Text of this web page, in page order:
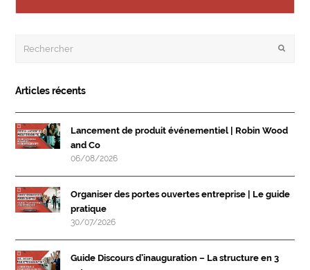
Articles récents
Lancement de produit événementiel | Robin Wood
and Co
06/08/2026
Organiser des portes ouvertes entreprise | Le guide
pratique
30/07/2026
Guide Discours d’inauguration – La structure en 3